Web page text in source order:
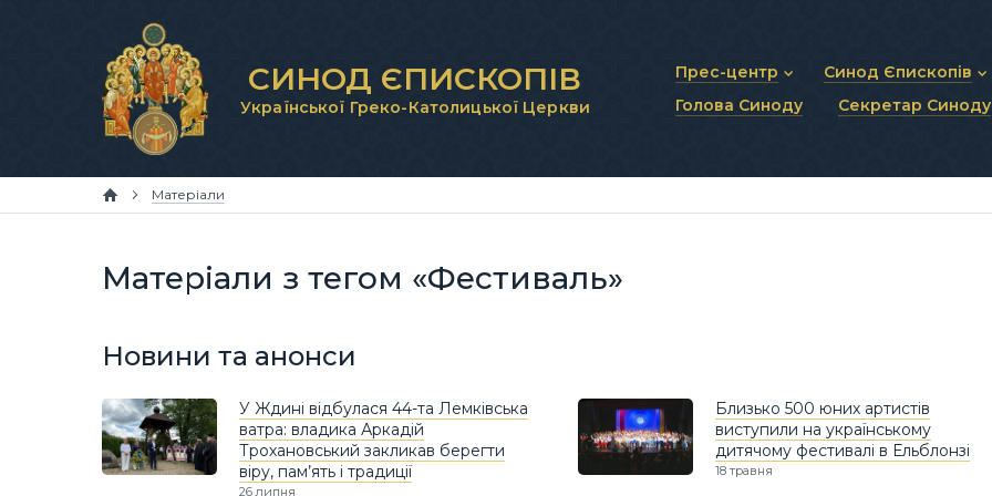
СИНОД ЄПИСКОПІВ
Української Греко-Католицької Церкви
Прес-центр
Новини та анонси
Синод Єпископів
Статут Синоду
Синодальні органи
Голова Синоду Секретар Синоду
Матеріали
Матеріали з тегом «Фестиваль»
Новини та анонси
У Ждині відбулася 44-та Лемківська
ватра: владика Аркадій
Трохановський закликав берегти
віру, пам’ять і традиції
26 липня
Близько 500 юних артистів
виступили на українському
дитячому фестивалі в Ельблонзі
18 травня